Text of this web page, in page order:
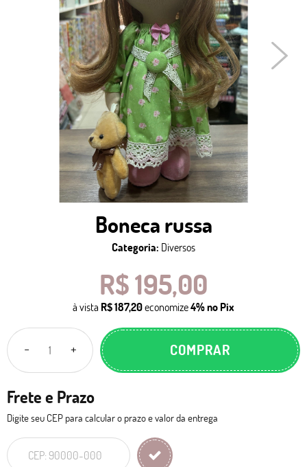
Boneca russa
Categoria: Diversos
R$ 195,00
à vista R$ 187,20economize4%no Pix
COMPRAR
Frete e Prazo
Digite seu CEP para calcular o prazo e valor da entrega